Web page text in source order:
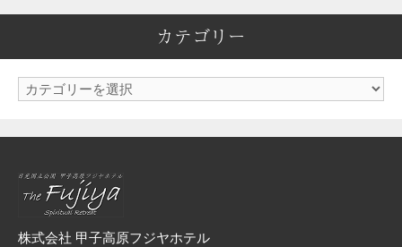
カテゴリー
カ
ー
株式会社 甲子高原フジヤホテル